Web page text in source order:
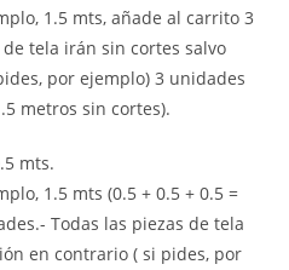
1.5 mts, añade al carrito 3
tela irán sin cortes salvo
por ejemplo) 3 unidades
metros sin cortes).
mts.
1.5 mts (0.5 + 0.5 + 0.5 =
Todas las piezas de tela
en contrario ( si pides, por